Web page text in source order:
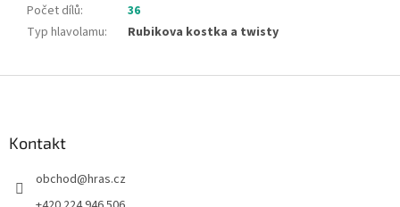
Počet dílů:
36
Typ hlavolamu: Rubikova kostka a twisty
Kontakt
obchod@hras.cz